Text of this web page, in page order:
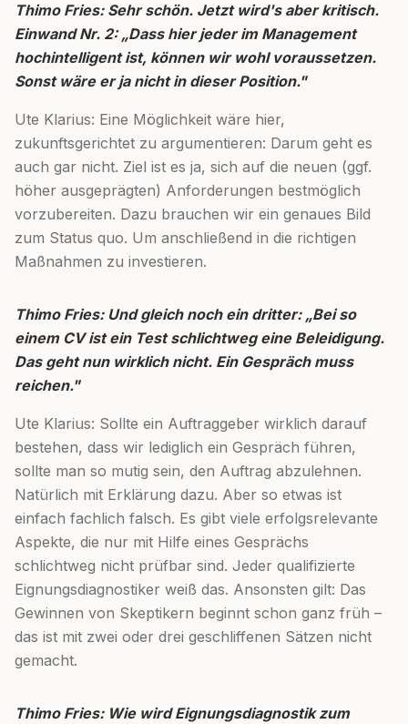
Thimo Fries: Sehr schön. Jetzt wird's aber kritisch.
Einwand Nr. 2: „Dass hier jeder im Management
hochintelligent ist, können wir wohl voraussetzen.
Sonst wäre er ja nicht in dieser Position."
Ute Klarius: Eine Möglichkeit wäre hier,
zukunftsgerichtet zu argumentieren: Darum geht es
auch gar nicht. Ziel ist es ja, sich auf die neuen (ggf.
höher ausgeprägten) Anforderungen bestmöglich
vorzubereiten. Dazu brauchen wir ein genaues Bild
zum Status quo. Um anschließend in die richtigen
Maßnahmen zu investieren.
Thimo Fries: Und gleich noch ein dritter: „Bei so
einem CV ist ein Test schlichtweg eine Beleidigung.
Das geht nun wirklich nicht. Ein Gespräch muss
reichen."
Ute Klarius: Sollte ein Auftraggeber wirklich darauf
bestehen, dass wir lediglich ein Gespräch führen,
sollte man so mutig sein, den Auftrag abzulehnen.
Natürlich mit Erklärung dazu. Aber so etwas ist
einfach fachlich falsch. Es gibt viele erfolgsrelevante
Aspekte, die nur mit Hilfe eines Gesprächs
schlichtweg nicht prüfbar sind. Jeder qualifizierte
Eignungsdiagnostiker weiß das. Ansonsten gilt: Das
Gewinnen von Skeptikern beginnt schon ganz früh –
das ist mit zwei oder drei geschliffenen Sätzen nicht
gemacht.
Thimo Fries: Wie wird Eignungsdiagnostik zum